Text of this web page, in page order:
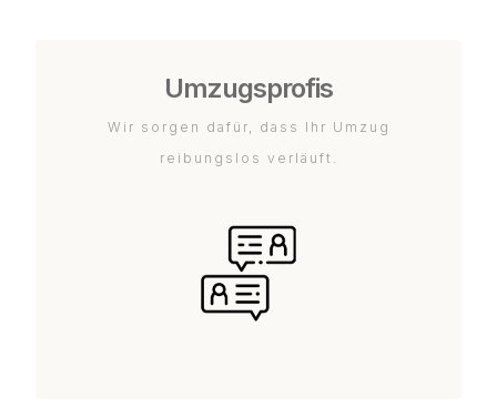
Umzugsprofis
Wir sorgen dafür, dass Ihr Umzug
reibungslos verläuft.